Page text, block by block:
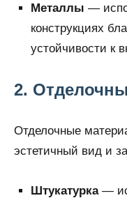
Металлы —
конструкциях
устойчивости к
2.
Отделочные
эстетичный вид и
Штукатурка—